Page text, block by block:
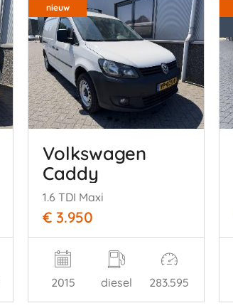
nieuw
Volkswagen
Caddy
1.6 TDI Maxi
€ 3.950
2015 diesel 283.595